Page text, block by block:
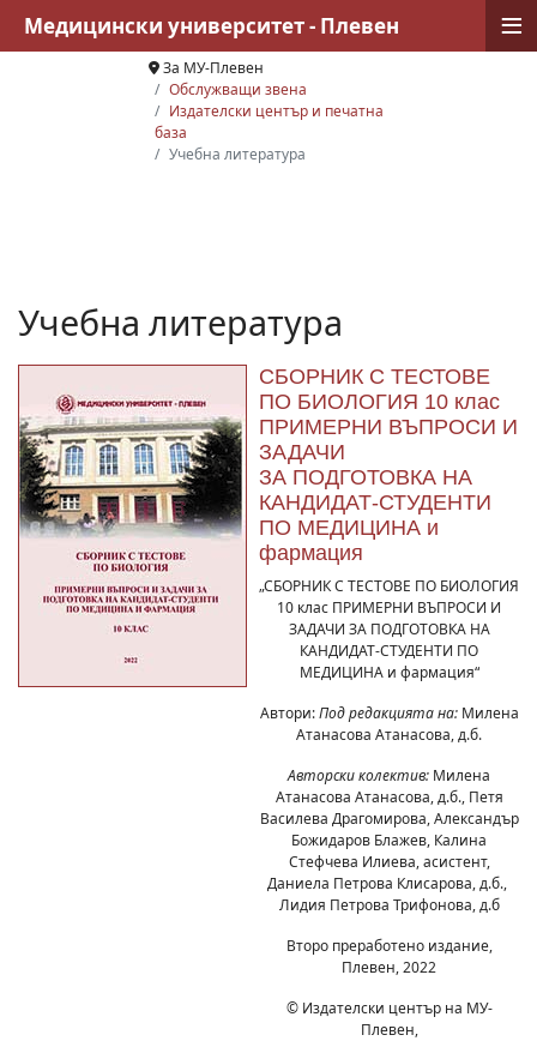
За МУ-Плевен
Обслужващи звена
Издателски център и печатна
база
Учебна литература
Учебна литература
СБОРНИК С ТЕСТОВЕ
ПО БИОЛОГИЯ 10 клас
ПРИМЕРНИ ВЪПРОСИ И
ЗАДАЧИ
ЗА ПОДГОТОВКА НА
КАНДИДАТ-СТУДЕНТИ
ПО МЕДИЦИНА и
фармация
„СБОРНИК С ТЕСТОВЕ ПО БИОЛОГИЯ
10 клас ПРИМЕРНИ ВЪПРОСИ И
ЗАДАЧИ ЗА ПОДГОТОВКА НА
КАНДИДАТ-СТУДЕНТИ ПО
МЕДИЦИНА и фармация“
Автори:Под редакцията на: Милена
Атанасова Атанасова, д.б.
Авторски колектив: Милена
Атанасова Атанасова, д.б., Петя
Василева Драгомирова, Александър
Божидаров Блажев, Калина
Стефчева Илиева, асистент,
Даниела Петрова Клисарова, д.б.,
Лидия Петрова Трифонова, д.б
Второ преработено издание,
Плевен, 2022
© Издателски център на МУ-
Плевен,
Медицински университет - Плевен ≡